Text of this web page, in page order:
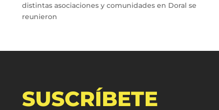
distintas asociaciones y comunidades en Doral se
reunieron
SUSCRÍBETE